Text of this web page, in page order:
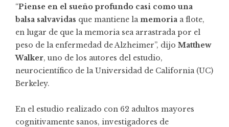
“Piense en el sueño profundo casi como una
balsa salvavidas que mantiene lamemoria a flote,
en lugar de que la memoria sea arrastrada por el
peso de la enfermedad de Alzheimer”, dijo Matthew
Walker, uno de los autores del estudio,
neurocientífico de la Universidad de California (UC)
Berkeley.
En el estudio realizado con 62 adultos mayores
cognitivamente sanos, investigadores de